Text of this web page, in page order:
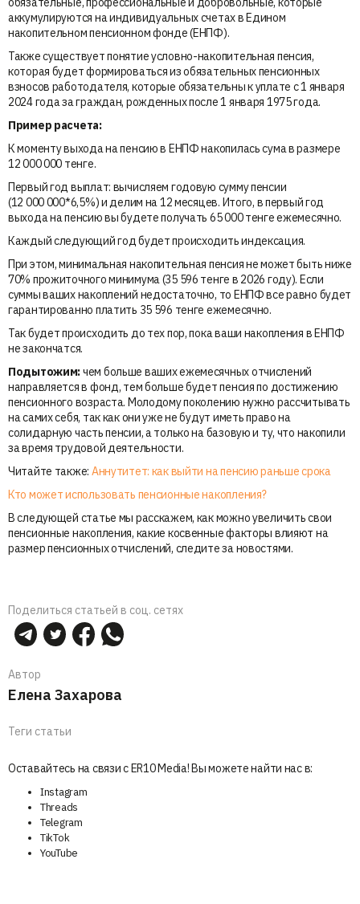
аккумулируются на индивидуальных счетах в Едином
накопительном пенсионном фонде (ЕНПФ).
Также существует понятие условно-накопительная пенсия,
которая будет формироваться из обязательных пенсионных
взносов работодателя, которые обязательны к уплате с 1 января
2024 года за граждан, рожденных после 1 января 1975 года.
Пример расчета:
К моменту выхода на пенсию в ЕНПФ накопилась сума в размере
12 000 000 тенге.
Первый год выплат: вычисляем годовую сумму пенсии
(12 000 000*6,5%) и делим на 12 месяцев. Итого, в первый год
выхода на пенсию вы будете получать 65 000 тенге ежемесячно.
Каждый следующий год будет происходить индексация.
При этом, минимальная накопительная пенсия не может быть ниже
70% прожиточного минимума (35 596 тенге в 2026 году). Если
суммы ваших накоплений недостаточно, то ЕНПФ все равно будет
гарантированно платить 35 596 тенге ежемесячно.
Так будет происходить до тех пор, пока ваши накопления в ЕНПФ
не закончатся.
Подытожим:чем больше ваших ежемесячных отчислений
направляется в фонд, тем больше будет пенсия по достижению
пенсионного возраста. Молодому поколению нужно рассчитывать
на самих себя, так как они уже не будут иметь право на
солидарную часть пенсии, а только на базовую и ту, что накопили
за время трудовой деятельности.
Читайте также: Аннутитет: как выйти на пенсию раньше срока
Кто может использовать пенсионные накопления?
В следующей статье мы расскажем, как можно увеличить свои
пенсионные накопления, какие косвенные факторы влияют на
размер пенсионных отчислений, следите за новостями.
Поделиться статьей в соц. сетях
Автор
Елена Захарова
Теги статьи
Оставайтесь на связи с ER10 Media! Вы можете найти нас в:
Instagram
Threads
Telegram
TikTok
YouTube